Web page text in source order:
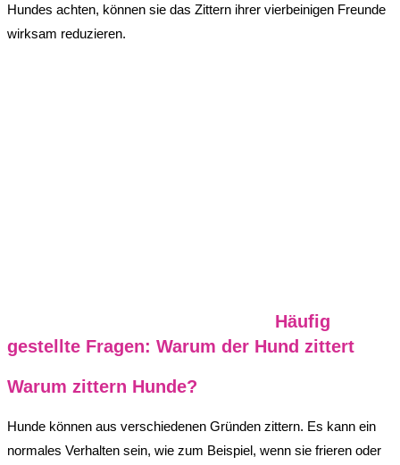
Hundes achten, können sie das Zittern ihrer vierbeinigen Freunde
wirksam reduzieren.
Häufig
gestellte Fragen: Warum der Hund zittert
Warum zittern Hunde?
Hunde können aus verschiedenen Gründen zittern. Es kann ein
normales Verhalten sein, wie zum Beispiel, wenn sie frieren oder